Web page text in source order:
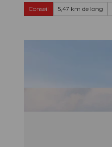
Conseil 5,47 km de long